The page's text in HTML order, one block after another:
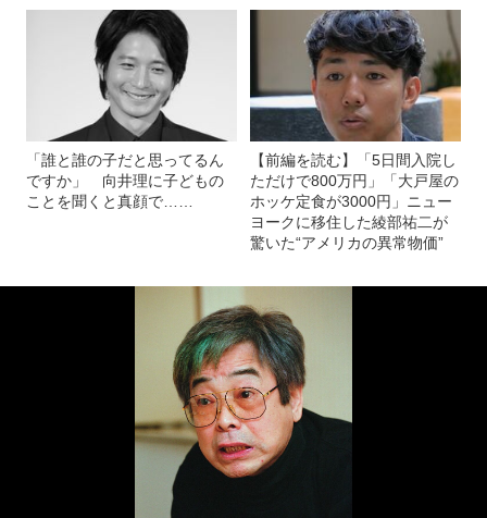
「誰と誰の子だと思ってるん
ですか」 向井理に子どもの
ことを聞くと真顔で……
【前編を読む】「5日間入院し
ただけで800万円」「大戸屋の
ホッケ定食が3000円」ニュー
ヨークに移住した綾部祐二が
驚いた“アメリカの異常物価”